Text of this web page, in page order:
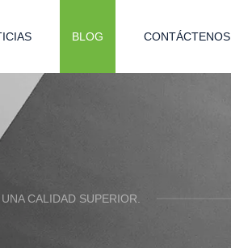
BLOG CONTÁCTENOS
CALIDAD SUPERIOR.